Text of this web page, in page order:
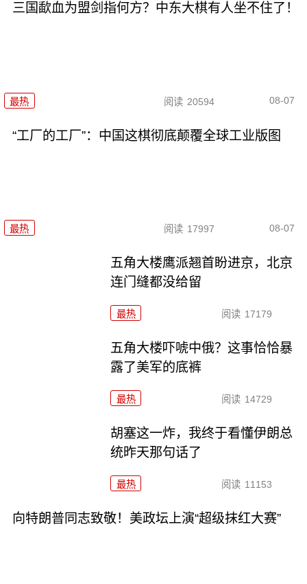
三国歃血为盟剑指何方？中东大棋有人坐不住了！
最热 阅读 20594 08-07
“工厂的工厂”：中国这棋彻底颠覆全球工业版图
最热 阅读 17997 08-07
五角大楼鹰派翘首盼进京，北京
连门缝都没给留
最热 阅读 17179
五角大楼吓唬中俄？这事恰恰暴
露了美军的底裤
最热 阅读 14729
胡塞这一炸，我终于看懂伊朗总
统昨天那句话了
最热 阅读 11153
向特朗普同志致敬！美政坛上演“超级抹红大赛”